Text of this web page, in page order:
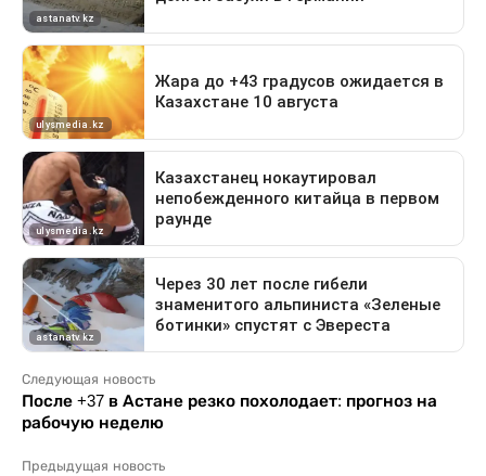
Следующая новость
После +37 в Астане резко похолодает: прогноз на
рабочую неделю
Предыдущая новость